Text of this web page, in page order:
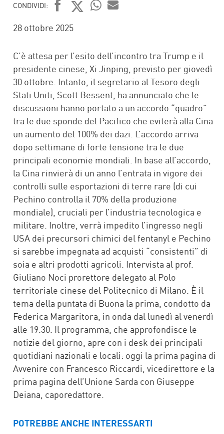
CONDIVIDI:
FACEBOOK
TWITTER
28 ottobre 2025
C’è attesa per l’esito dell’incontro tra Trump e il
presidente cinese, Xi Jinping, previsto per giovedì
30 ottobre. Intanto, il segretario al Tesoro degli
Stati Uniti, Scott Bessent, ha annunciato che le
discussioni hanno portato a un accordo “quadro”
tra le due sponde del Pacifico che eviterà alla Cina
un aumento del 100% dei dazi. L’accordo arriva
dopo settimane di forte tensione tra le due
principali economie mondiali. In base all’accordo,
la Cina rinvierà di un anno l’entrata in vigore dei
controlli sulle esportazioni di terre rare (di cui
Pechino controlla il 70% della produzione
mondiale), cruciali per l’industria tecnologica e
militare. Inoltre, verrà impedito l’ingresso negli
USA dei precursori chimici del fentanyl e Pechino
si sarebbe impegnata ad acquisti “consistenti” di
soia e altri prodotti agricoli. Intervista al prof.
Giuliano Noci prorettore delegato al Polo
territoriale cinese del Politecnico di Milano. È il
tema della puntata di Buona la prima, condotto da
Federica Margaritora, in onda dal lunedì al venerdì
alle 19.30. Il programma, che approfondisce le
notizie del giorno, apre con i desk dei principali
quotidiani nazionali e locali: oggi la prima pagina di
Avvenire con Francesco Riccardi, vicedirettore e la
prima pagina dell’Unione Sarda con Giuseppe
Deiana, caporedattore.
POTREBBE ANCHE INTERESSARTI